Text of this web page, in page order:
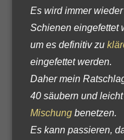
Es wird immer
Schienen eingefettet
um es definitiv zu
eingefettet werden.
Daher mein
40 säubern und
Mischung benetzen.
Es kann passieren,